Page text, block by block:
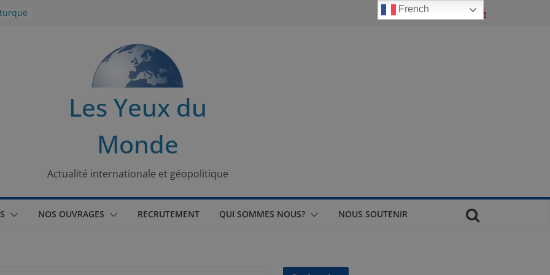
Les Yeux du
Monde
Actualité internationale et géopolitique
NOS OUVRAGES RECRUTEMENT QUI SOMMES NOUS? NOUS SOUTENIR
French